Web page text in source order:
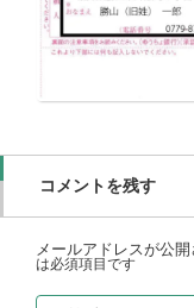
コメントを残す
メールアドレスが公開
は必須項目です